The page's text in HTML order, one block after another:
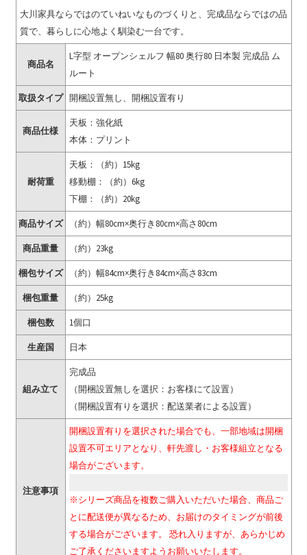
大川家具ならではのていねいなものづくりと、完成品ならではの品
質で、暮らしに心地よく馴染む一台です。
商品名
L字型 オープンシェルフ 幅80 奥行80 日本製 完成品 ム
ルート
取扱タイプ 開梱設置無し、開梱設置有り
商品仕様
天板：強化紙
本体：プリント
耐荷重
天板：（約）15kg
移動棚：（約）6kg
下棚：（約）20kg
商品サイズ （約）幅80cm×奥行き80cm×高さ80cm
商品重量 （約）23kg
梱包サイズ （約）幅84cm×奥行き84cm×高さ83cm
梱包重量 （約）25kg
梱包数 1個口
生産国 日本
組み立て
完成品
（開梱設置無しを選択：お客様にて設置）
（開梱設置有りを選択：配送業者による設置）
注意事項
開梱設置有りを選択された場合でも、一部地域は開梱
設置不可エリアとなり、軒先渡し・お客様組立となる
場合がございます。
※シリーズ商品を複数ご購入いただいた場合、商品ご
とに配送便が異なるため、お届けのタイミングが前後
する場合がございます。 恐れ入りますが、あらかじめ
ご了承くださいますようお願いいたします。